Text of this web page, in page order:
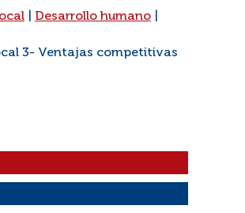
Desarrollo humano
3- Ventajas competitivas